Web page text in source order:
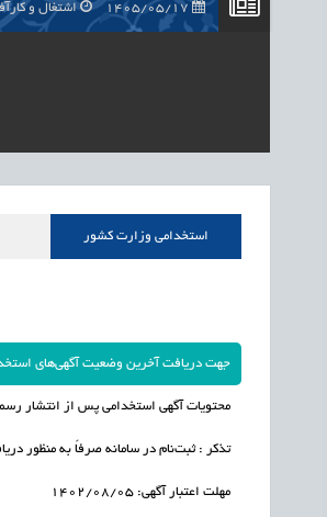
اشتغال و
استخدامی وزارت کشور
جهت دریافت آخرین وضعیت آگهی‌های استخدامی از جمله
محتویات آگهی استخدامی پس از انتشار
تذکر : ثبت‌نام در سامانه صرفاً به منظور
مهلت اعتبار آگهی: 1402/08/05